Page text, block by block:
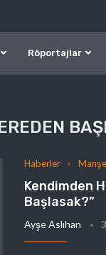
Röportajlar
Haberler
Kendimden
Başlasak?”
Ayşe Aslıhan